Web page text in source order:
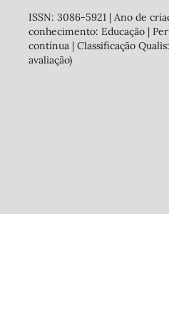
ISSN: 3086-5921 | Ano de
conhecimento: Educação |
contínua | Classificação
avaliação)